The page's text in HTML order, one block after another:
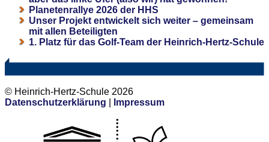
Planetenrallye 2026 der HHS
Unser Projekt entwickelt sich weiter – gemeinsam
mit allen Beteiligten
1. Platz für das Golf-Team der Heinrich-Hertz-Schule
© Heinrich-Hertz-Schule 2026
Datenschutzerklärung
Impressum